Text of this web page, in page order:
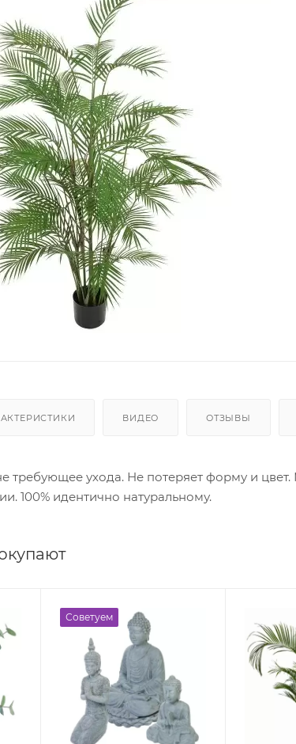
ВИДЕО ОТЗЫВЫ
требующее ухода. Не потеряет форму и
100% идентично натуральному.
Советуем